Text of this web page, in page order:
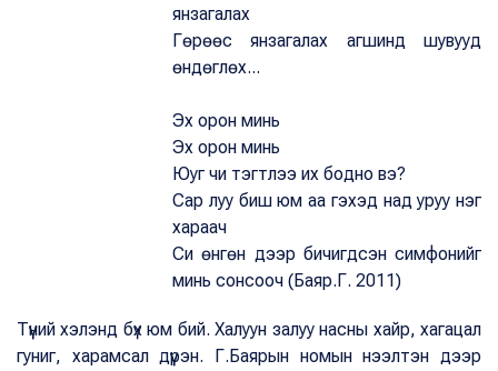
янзагалах
Гөрөөс янзагалах агшинд шувууд
өндөглөх...
Эх орон минь
Эх орон минь
Юуг чи тэгтлээ их бодно вэ?
Сар луу биш юм аа гэхэд над уруу нэг
хараач
Си өнгөн дээр бичигдсэн симфонийг
минь сонсооч (Баяр.Г. 2011)
Түүний хэлэнд бүх юм бий. Халуун залуу насны хайр, хагацал
гуниг, харамсал дүүрэн. Г.Баярын номын нээлтэн дээр